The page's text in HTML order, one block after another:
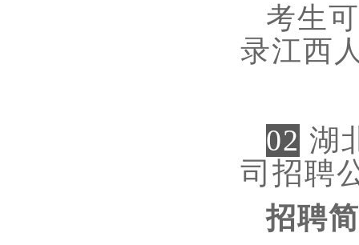
考生
录江西
02 湖
司招聘
招聘